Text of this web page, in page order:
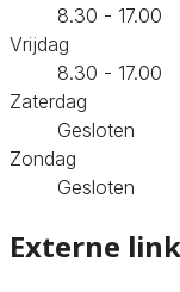
8.30 - 17.00
Vrijdag
8.30 - 17.00
Zaterdag
Gesloten
Zondag
Gesloten
Externe